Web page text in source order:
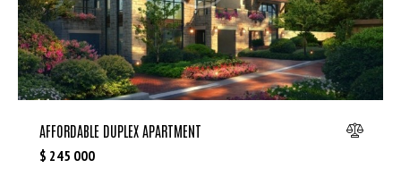
AFFORDABLE DUPLEX APARTMENT
$ 245 000